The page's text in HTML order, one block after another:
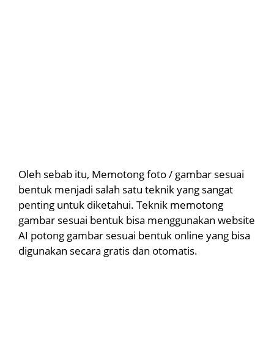
Oleh sebab itu, Memotong foto / gambar sesuai
bentuk menjadi salah satu teknik yang sangat
penting untuk diketahui. Teknik memotong
gambar sesuai bentuk bisa menggunakan website
AI potong gambar sesuai bentuk online yang bisa
digunakan secara gratis dan otomatis.